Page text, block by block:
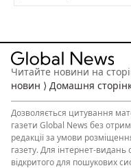
Читайте новини на
новин ⟩ Домашня
Дозволяється цитування
газети Global News без
редакції за умови
газету. Для інтернет-
відкритого для пошукових